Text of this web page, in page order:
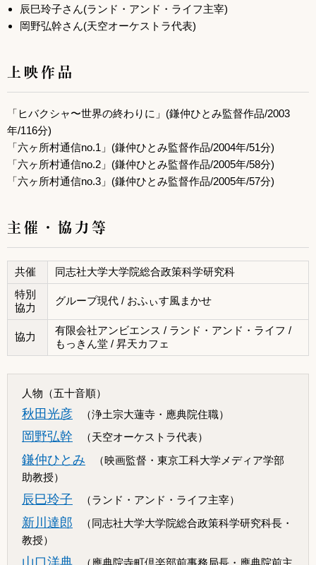
辰巳玲子さん(ランド・アンド・ライフ主宰)
岡野弘幹さん(天空オーケストラ代表)
上映作品
「ヒバクシャ〜世界の終わりに」(鎌仲ひとみ監督作品/2003
年/116分)
「六ヶ所村通信no.1」(鎌仲ひとみ監督作品/2004年/51分)
「六ヶ所村通信no.2」(鎌仲ひとみ監督作品/2005年/58分)
「六ヶ所村通信no.3」(鎌仲ひとみ監督作品/2005年/57分)
主催・協力等
共催
同志社大学大学院総合政策科学研究科
特別
協力
グループ現代 / おふぃす風まかせ
協力
有限会社アンビエンス / ランド・アンド・ライフ /
もっきん堂 / 昇天カフェ
人物（五十音順）
秋田光彦 （浄土宗大蓮寺・應典院住職）
岡野弘幹 （天空オーケストラ代表）
鎌仲ひとみ
（映画監督・東京工科大学メディア学部
助教授）
辰巳玲子 （ランド・アンド・ライフ主宰）
新川達郎
（同志社大学大学院総合政策科学研究科長・
教授）